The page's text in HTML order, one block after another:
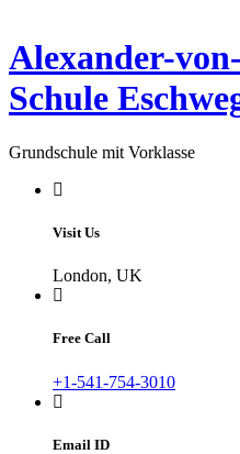
Alexander-
Schule
Grundschule mit Vorklasse
Visit Us
London, UK
Free Call
+1-541-754-3010
Email ID